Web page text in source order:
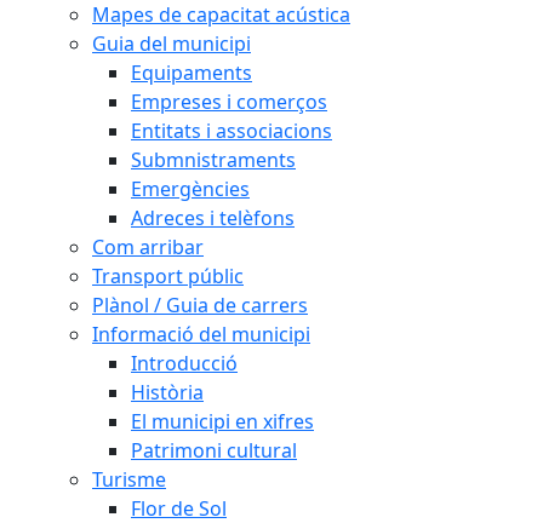
Mapes de capacitat acústica
Guia del municipi
Equipaments
Empreses i comerços
Entitats i associacions
Submnistraments
Emergències
Adreces i telèfons
Com arribar
Transport públic
Plànol / Guia de carrers
Informació del municipi
Introducció
Història
El municipi en xifres
Patrimoni cultural
Turisme
Flor de Sol